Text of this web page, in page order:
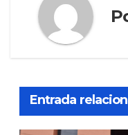
Entrada